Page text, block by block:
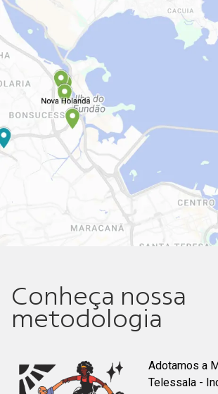
Conheça nossa
metodologia
Adotamos a
Telessala -